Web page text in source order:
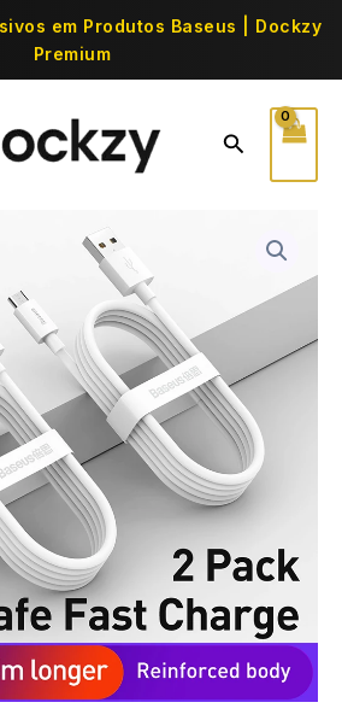
em Produtos Baseus | Dockzy
Premium